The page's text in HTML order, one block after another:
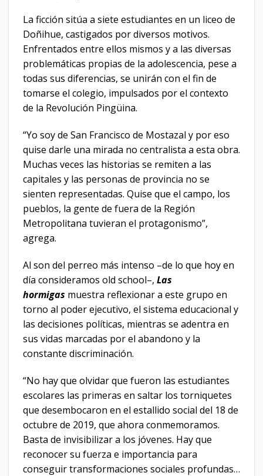
La ficción sitúa a siete estudiantes en un liceo de
Doñihue, castigados por diversos motivos.
Enfrentados entre ellos mismos y a las diversas
problemáticas propias de la adolescencia, pese a
todas sus diferencias, se unirán con el fin de
tomarse el colegio, impulsados por el contexto
de la Revolución Pingüina.
“Yo soy de San Francisco de Mostazal y por eso
quise darle una mirada no centralista a esta obra.
Muchas veces las historias se remiten a las
capitales y las personas de provincia no se
sienten representadas. Quise que el campo, los
pueblos, la gente de fuera de la Región
Metropolitana tuvieran el protagonismo”,
agrega.
Al son del perreo más intenso –de lo que hoy en
día consideramos old school–, Las
hormigas muestra reflexionar a este grupo en
torno al poder ejecutivo, el sistema educacional y
las decisiones políticas, mientras se adentra en
sus vidas marcadas por el abandono y la
constante discriminación.
“No hay que olvidar que fueron las estudiantes
escolares las primeras en saltar los torniquetes
que desembocaron en el estallido social del 18 de
octubre de 2019, que ahora conmemoramos.
Basta de invisibilizar a los jóvenes. Hay que
reconocer su fuerza e importancia para
conseguir transformaciones sociales profundas…